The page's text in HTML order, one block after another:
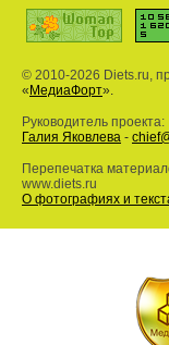
© 2010-2026 Diets.ru,
« МедиаФорт».
Руководитель проекта:
Галия Яковлева -
Перепечатка
www.diets.ru
О фотографиях и